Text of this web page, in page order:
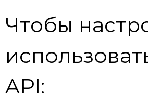
Чтобы
API: